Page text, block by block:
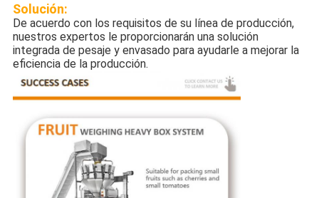
Solución:
De acuerdo con los requisitos de su línea de producción,
nuestros expertos le proporcionarán una solución
integrada de pesaje y envasado para ayudarle a mejorar la
eficiencia de la producción.